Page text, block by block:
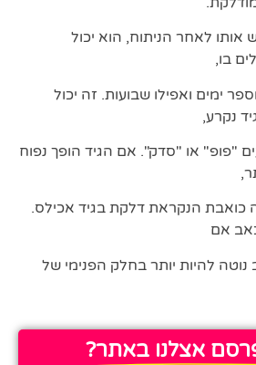
לאחר הניתוח, הוא יכול
בו,
ימים ואפילו שבועות. זה יכול
נקרע,
"פופ" או "סדק". אם הגיד הופך נפוח
כואבת הנקראת דלקת בגיד אכילס.
אם
להיות יותר בחלק הפנימי של
אצלנו באתר?